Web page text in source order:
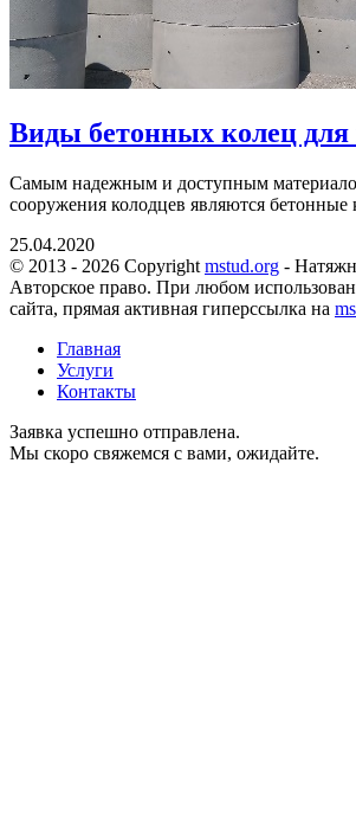
Виды бетонных колец для
Самым надежным и доступным
сооружения колодцев являются бетонные
25.04.2020
© 2013 - 2026 Copyright mstud.org -
Авторское право. При любом
сайта, прямая активная гиперссылка на
Главная
Услуги
Контакты
Заявка успешно отправлена.
Мы скоро свяжемся с вами, ожидайте.